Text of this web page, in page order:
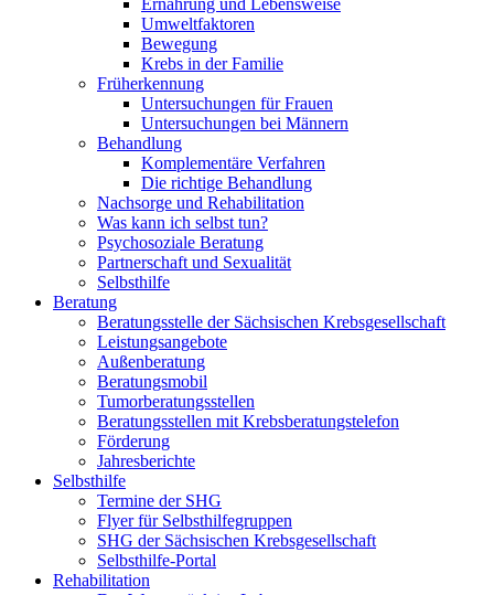
Umweltfaktoren
Bewegung
Krebs in der Familie
Früherkennung
Untersuchungen für Frauen
Untersuchungen bei Männern
Behandlung
Komplementäre Verfahren
Die richtige Behandlung
Nachsorge und Rehabilitation
Was kann ich selbst tun?
Psychosoziale Beratung
Partnerschaft und Sexualität
Selbsthilfe
Beratung
Beratungsstelle der Sächsischen Krebsgesellschaft
Leistungsangebote
Außenberatung
Beratungsmobil
Tumorberatungsstellen
Beratungsstellen mit Krebsberatungstelefon
Förderung
Jahresberichte
Selbsthilfe
Termine der SHG
Flyer für Selbsthilfegruppen
SHG der Sächsischen Krebsgesellschaft
Selbsthilfe-Portal
Rehabilitation